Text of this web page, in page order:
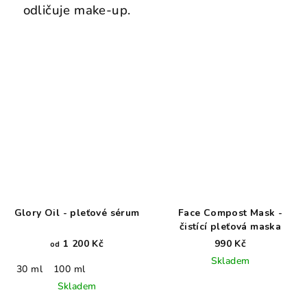
odličuje make-up.
Glory Oil - pleťové sérum
od 1 200 Kč
30 ml
100 ml
Skladem
Face Compost Mask -
čistící pleťová maska
990 Kč
Skladem